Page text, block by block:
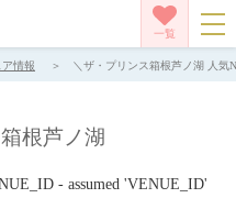
一覧
ア情報 ＼ザ・プリンス箱根芦ノ湖 人気
根芦ノ湖
- assumed 'VENUE_ID'